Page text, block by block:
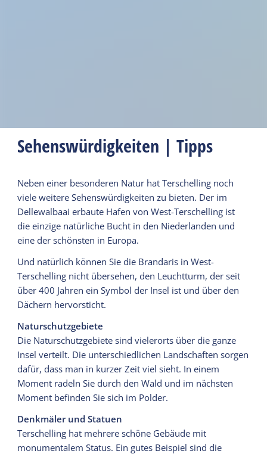
Sehenswürdigkeiten | Tipps
Neben einer besonderen Natur hat Terschelling noch
viele weitere Sehenswürdigkeiten zu bieten. Der im
Dellewalbaai erbaute Hafen von West-Terschelling ist
die einzige natürliche Bucht in den Niederlanden und
eine der schönsten in Europa.
Und natürlich können Sie die Brandaris in West-
Terschelling nicht übersehen, den Leuchtturm, der seit
über 400 Jahren ein Symbol der Insel ist und über den
Dächern hervorsticht.
Naturschutzgebiete
Die Naturschutzgebiete sind vielerorts über die ganze
Insel verteilt. Die unterschiedlichen Landschaften sorgen
dafür, dass man in kurzer Zeit viel sieht. In einem
Moment radeln Sie durch den Wald und im nächsten
Moment befinden Sie sich im Polder.
Denkmäler und Statuen
Terschelling hat mehrere schöne Gebäude mit
monumentalem Status. Ein gutes Beispiel sind die